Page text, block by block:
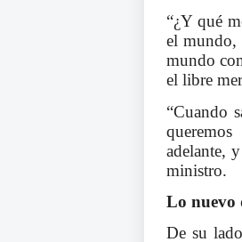
“¿Y qué
el mundo,
mundo
el libre
“Cuando
adelante,
ministro.
Lo nuevo
De su